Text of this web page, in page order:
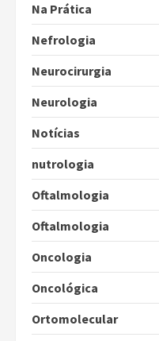
Na Prática
Nefrologia
Neurocirurgia
Neurologia
Notícias
nutrologia
Oftalmologia
Oftalmologia
Oncologia
Oncológica
Ortomolecular